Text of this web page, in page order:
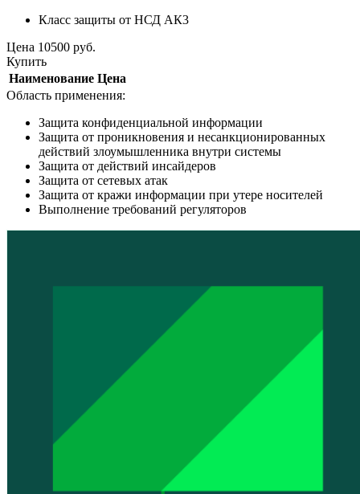
Класс защиты от НСД АК3
Цена 10500 руб.
Купить
Наименование Цена
Область применения:
Защита конфиденциальной информации
Защита от проникновения и несанкционированных
действий злоумышленника внутри системы
Защита от действий инсайдеров
Защита от сетевых атак
Защита от кражи информации при утере носителей
Выполнение требований регуляторов